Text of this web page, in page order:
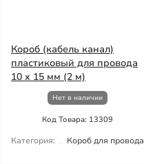
Короб (кабель канал)
пластиковый для провода
10 х 15 мм (2 м)
Нет в наличии
Код Товара: 13309
Категория: Короб для провода